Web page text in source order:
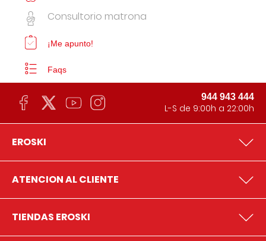
Consultorio matrona
¡Me apunto!
Faqs
944 943 444
L-S de 9:00h a 22:00h
EROSKI
ATENCION AL CLIENTE
TIENDAS EROSKI